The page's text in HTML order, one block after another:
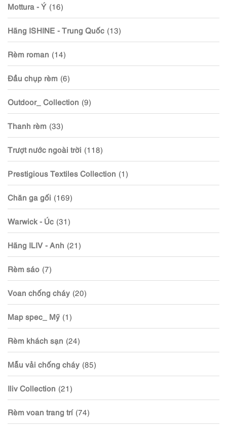
Mottura - Ý (16)
Hãng ISHINE - Trung Quốc (13)
Rèm roman (14)
Đầu chụp rèm (6)
Outdoor_ Collection (9)
Thanh rèm (33)
Trượt nước ngoài trời (118)
Prestigious Textiles Collection (1)
Chăn ga gối (169)
Warwick - Úc (31)
Hãng ILIV - Anh (21)
Rèm sáo (7)
Voan chống cháy (20)
Map spec_ Mỹ (1)
Rèm khách sạn (24)
Mẫu vải chống cháy (85)
Iliv Collection (21)
Rèm voan trang trí (74)